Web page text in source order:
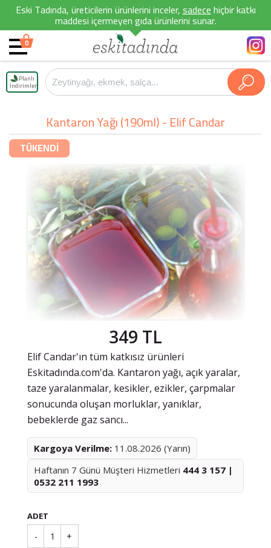
Eski Tadında, üreticilerin ürünlerini inceler,sadecehiçbir katkı
maddesi içermeyen gıda ürünlerini sunar.
0
Planlı
İndirimler
Kantaron Yağı (190ml) - Elif Candar
TÜKENDİ
349 TL
Elif Candar'ın tüm katkısız ürünleri
Eskitadında.com'da. Kantaron yağı, açık yaralar,
taze yaralanmalar, kesikler, ezikler, çarpmalar
sonucunda oluşan morluklar, yanıklar,
bebeklerde gaz sancı...
Kargoya Verilme: 11.08.2026 (Yarın)
Haftanın 7 Günü Müşteri Hizmetleri 444 3 157 |
0532 211 1993
ADET
- 1 +